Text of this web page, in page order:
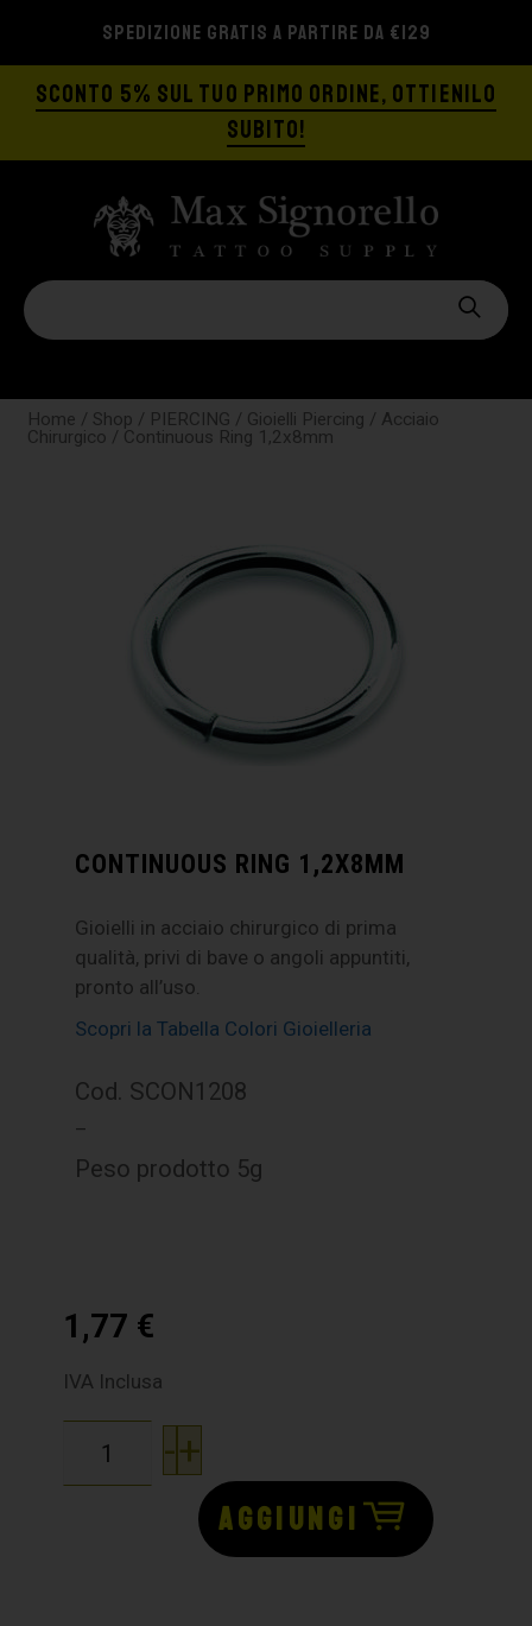
SPEDIZIONE GRATIS A PARTIRE DA €129
SCONTO 5% SUL TUO PRIMO ORDINE, OTTIENILO
SUBITO!
Home / Shop / PIERCING / Gioielli Piercing / Acciaio
Chirurgico / Continuous Ring 1,2x8mm
CONTINUOUS RING 1,2X8MM
Gioielli in acciaio chirurgico di prima
qualità, privi di bave o angoli appuntiti,
pronto all’uso.
Scopri la Tabella Colori Gioielleria
Cod. SCON1208
–
Peso prodotto 5g
1,77 €
IVA Inclusa
-+
AGGIUNGI